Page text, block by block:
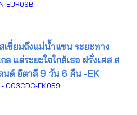
EUR09B
เซี่ยมถึงแม่น้ำแซน ระยะทาง
ล แต่ระยะใจใกล้เธอ ฝรั่งเศส ส
นด์ อิตาลี 9 วัน 6 คืน -EK
GO3CDG-EK059